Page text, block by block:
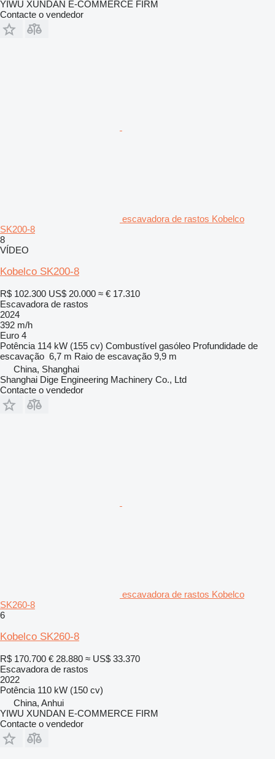
YIWU XUNDAN E-COMMERCE FIRM
Contacte o vendedor
escavadora de rastos Kobelco
SK200-8
8
VÍDEO
Kobelco SK200-8
R$ 102.300 US$ 20.000 ≈ € 17.310
Escavadora de rastos
2024
392 m/h
Euro 4
Potência 114 kW (155 cv) Combustível gasóleo Profundidade de
escavação 6,7 m Raio de escavação 9,9 m
China, Shanghai
Shanghai Dige Engineering Machinery Co., Ltd
Contacte o vendedor
escavadora de rastos Kobelco
SK260-8
6
Kobelco SK260-8
R$ 170.700 € 28.880 ≈ US$ 33.370
Escavadora de rastos
2022
Potência 110 kW (150 cv)
China, Anhui
YIWU XUNDAN E-COMMERCE FIRM
Contacte o vendedor